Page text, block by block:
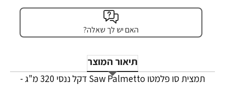
האם יש לך שאלה?
תיאור המוצר
תמצית סו פלמטו Saw Palmetto דקל ננסי 320 מ"ג -